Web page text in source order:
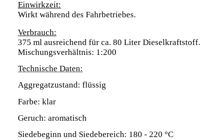
Einwirkzeit:
Wirkt während des Fahrbetriebes.
Verbrauch:
375 ml ausreichend für ca. 80 Liter Dieselkraftstoff.
Mischungsverhältnis: 1:200
Technische Daten:
Aggregatzustand: flüssig
Farbe: klar
Geruch: aromatisch
Siedebeginn und Siedebereich: 180 - 220 °C